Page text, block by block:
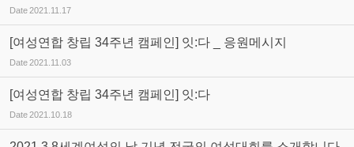
Date2021.11.17
[여성연합 창립 34주년 캠페인] 잇:다 _ 응원메시지
Date2021.11.03
[여성연합 창립 34주년 캠페인] 잇:다
Date2021.10.18